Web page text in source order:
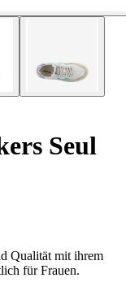
Seul
Qualität mit ihrem
für Frauen.